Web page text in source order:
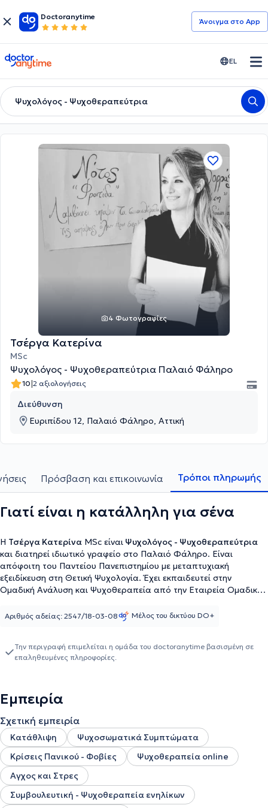
Doctoranytime
Άνοιγμα στο App
doctoranytime EL
Ψυχολόγος - Ψυχοθεραπεύτρια
4 Φωτογραφίες
Τσέργα Κατερίνα
MSc
Ψυχολόγος - Ψυχοθεραπεύτρια Παλαιό Φάληρο
10|2 αξιολογήσεις
Διεύθυνση
Ευριπίδου 12, Παλαιό Φάληρο, Αττική
Πρόσβαση και επικοινωνία Τρόποι πληρωμής
Γιατί είναι η κατάλληλη για σένα
Η Τσέργα Κατερίνα MSc είναι Ψυχολόγος - Ψυχοθεραπεύτρια
και διατηρεί ιδιωτικό γραφείο στο Παλαιό Φάληρο. Είναι
απόφοιτη του Παντείου Πανεπιστημίου με μεταπτυχιακή
εξειδίκευση στη Θετική Ψυχολογία. Έχει εκπαιδευτεί στην
Ομαδική Ανάλυση και Ψυχοθεραπεία από την Εταιρεία Ομαδικής
Αιγινήτειου Νοσοκομείου. Έχει εργαστεί ως υπεύθυνη ψυχολόγος
δραστηριοποιείται στο «Σπίτι Συναισθημάτων», παρέχοντας
ψυχολογική υποστήριξη και ψυχοθεραπεία σε ενήλικες και
Νοημοσύνη και Στρες. Τέλος, η ειδικός είναι μέλος του
Πανελλήνιου Ψυχολογικού Συνδέσμου και έχει συμμετάσχει σε
επιστημονικά συνέδρια με θεματολογία που αφορά την ψυχική
υγεία.
Αριθμός αδείας: 2547/18-03-08 Μέλος του δικτύου DO+
Την περιγραφή επιμελείται η ομάδα του doctoranytime βασισμένη σε
επαληθευμένες πληροφορίες.
Εμπειρία
Σχετική εμπειρία
Κατάθλιψη
Ψυχοσωματικά Συμπτώματα
Κρίσεις Πανικού - Φοβίες
Ψυχοθεραπεία online
Αγχος και Στρες
Συμβουλευτική - Ψυχοθεραπεία ενηλίκων